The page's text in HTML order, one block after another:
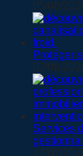
05/08/
Protéger
02/08/
Services
27/07/